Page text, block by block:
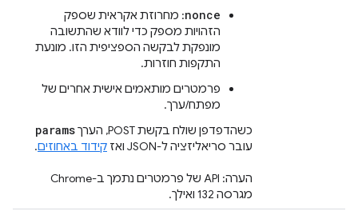
nonce: מחרוזת אקראית שספק
הזהויות מספק כדי לוודא שהתשובה
מונפקת לבקשה הספציפית הזו. מונעת
התקפות חוזרות.
פרמטרים מותאמים אישית אחרים של
מפתח/ערך.
כשהדפדפן שולח בקשת POST, הערך
params
עובר סריאליזציה ל-JSON ואז קידוד באחוזים.
הערה: API של פרמטרים נתמך ב-Chrome
מגרסה 132 ואילך.